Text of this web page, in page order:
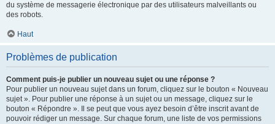
du système de messagerie électronique par des utilisateurs malveillants ou
des robots.
Haut
Problèmes de publication
Comment puis-je publier un nouveau sujet ou une réponse ?
Pour publier un nouveau sujet dans un forum, cliquez sur le bouton « Nouveau
sujet ». Pour publier une réponse à un sujet ou un message, cliquez sur le
bouton « Répondre ». Il se peut que vous ayez besoin d’être inscrit avant de
pouvoir rédiger un message. Sur chaque forum, une liste de vos permissions